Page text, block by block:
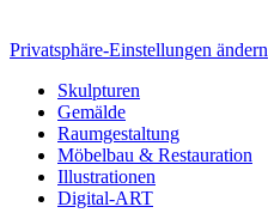
Privatsphäre-Einstellungen ändern
Skulpturen
Gemälde
Raumgestaltung
Möbelbau & Restauration
Illustrationen
Digital-ART